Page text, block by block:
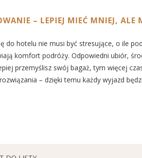
– LEPIEJ MIEĆ MNIEJ, ALE
do hotelu nie musi być stresujące, o ile
komfort podróży. Odpowiedni ubiór,
przemyślisz swój bagaż, tym więcej
– dzięki temu każdy wyjazd